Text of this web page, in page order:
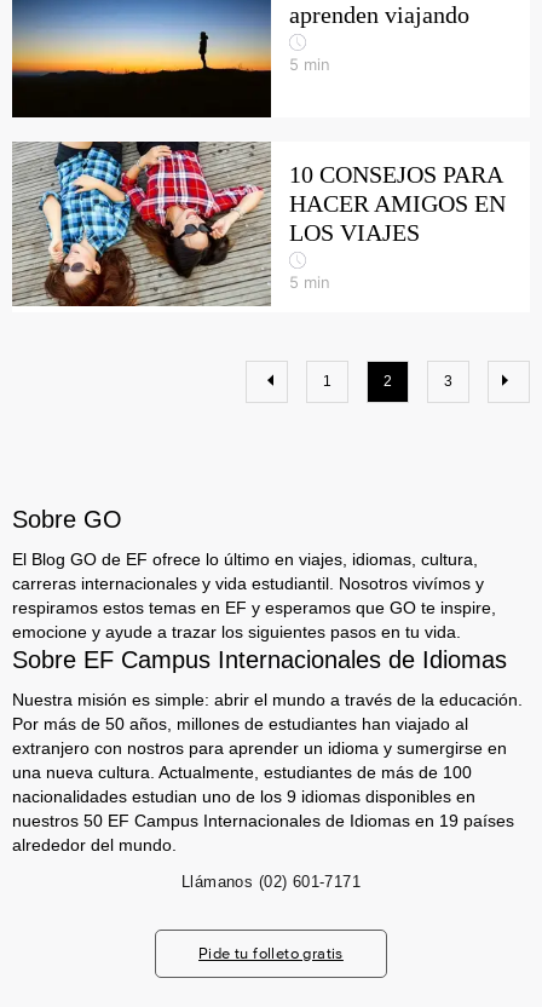
aprenden viajando
5 min
10 CONSEJOS PARA
HACER AMIGOS EN
LOS VIAJES
5 min
1 2 3
Sobre GO
El Blog GO de EF ofrece lo último en viajes, idiomas, cultura,
carreras internacionales y vida estudiantil. Nosotros vivímos y
respiramos estos temas en EF y esperamos que GO te inspire,
emocione y ayude a trazar los siguientes pasos en tu vida.
Sobre EF Campus Internacionales de Idiomas
Nuestra misión es simple: abrir el mundo a través de la educación.
Por más de 50 años, millones de estudiantes han viajado al
extranjero con nostros para aprender un idioma y sumergirse en
una nueva cultura. Actualmente, estudiantes de más de 100
nacionalidades estudian uno de los 9 idiomas disponibles en
nuestros 50 EF Campus Internacionales de Idiomas en 19 países
alrededor del mundo.
Llámanos (02) 601-7171
Pide tu folleto gratis